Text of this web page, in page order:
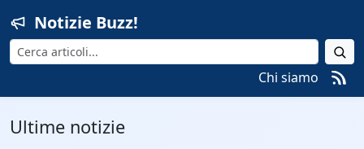
Notizie Buzz!
Cerca
Chi siamo
Ultime notizie